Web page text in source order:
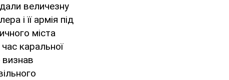
величезну
і її армія під
міста
каральної
визнав